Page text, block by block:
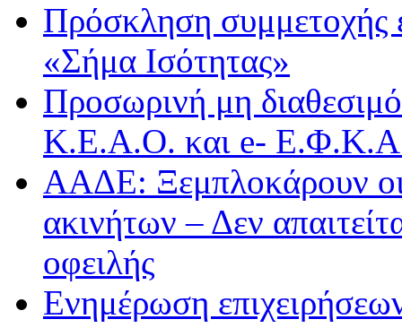
Πρόσκληση συμμετοχής
«Σήμα Ισότητας»
Προσωρινή μη
Κ.Ε.Α.Ο. και e- Ε.Φ.Κ.Α.
ΑΑΔΕ: Ξεμπλοκάρουν οι
ακινήτων – Δεν
οφειλής
Ενημέρωση